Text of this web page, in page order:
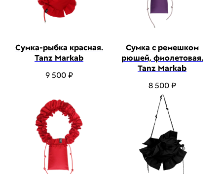
Сумка-рыбка красная.
Tanz Markab
9 500 ₽
Сумка с ремешком
рюшей, фиолетовая.
Tanz Markab
8 500 ₽